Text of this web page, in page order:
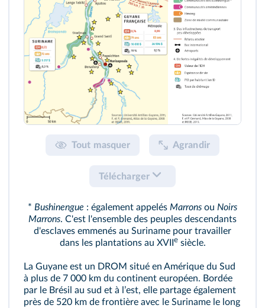
Tout masquer Agrandir
Télécharger
* Bushinengue : également appelés Marrons ou Noirs
Marrons. C'est l'ensemble des peuples descendants
d'esclaves emmenés au Suriname pour travailler
dans les plantations au XVIIesiècle.
La Guyane est un DROM situé en Amérique du Sud
à plus de 7 000 km du continent européen. Bordée
par le Brésil au sud et à lʼest, elle partage également
près de 520 km de frontière avec le Suriname le long